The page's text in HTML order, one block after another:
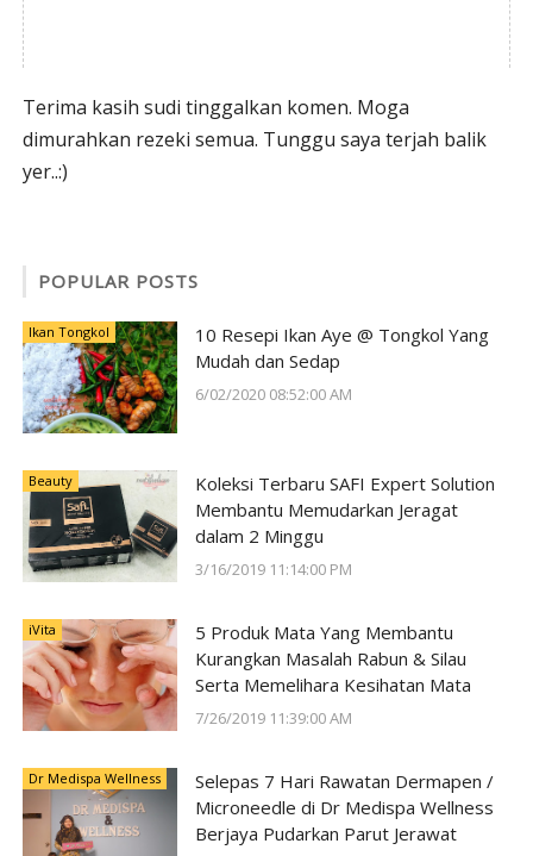
Terima kasih sudi tinggalkan komen. Moga
dimurahkan rezeki semua. Tunggu saya terjah balik
yer..:)
POPULAR POSTS
Ikan Tongkol
10 Resepi Ikan Aye @ Tongkol Yang
Mudah dan Sedap
6/02/2020 08:52:00 AM
Beauty
Koleksi Terbaru SAFI Expert Solution
Membantu Memudarkan Jeragat
dalam 2 Minggu
3/16/2019 11:14:00 PM
iVita
5 Produk Mata Yang Membantu
Kurangkan Masalah Rabun & Silau
Serta Memelihara Kesihatan Mata
7/26/2019 11:39:00 AM
Dr Medispa Wellness
Selepas 7 Hari Rawatan Dermapen /
Microneedle di Dr Medispa Wellness
Berjaya Pudarkan Parut Jerawat